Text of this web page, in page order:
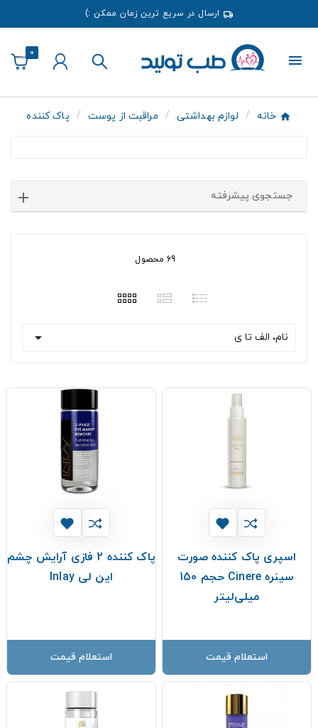
ارسال در سریع ترین زمان ممکن :)
0
خانه لوازم بهداشتی مراقبت از پوست پاک کننده
جستجوی پیشرفته
69 محصول
نام، الف تا ی 
اسپری پاک کننده صورت
سینره Cinere حجم 150
میلی‌لیتر
استعلام قیمت
پاک کننده 2 فازی آرایش چشم
این لی Inlay
استعلام قیمت